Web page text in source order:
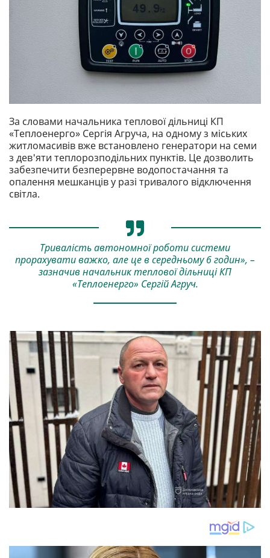
За словами начальника теплової дільниці КП
«Теплоенерго» Сергія Агруча, на одному з міських
житломасивів вже встановлено генератори на семи
з дев'яти теплорозподільних пунктів. Це дозволить
забезпечити безперервне водопостачання та
опалення мешканців у разі тривалого відключення
світла.
Тривалість автономної роботи системи
прорахувати важко, але це в середньому 6 годин», –
зазначив начальник теплової дільниці КП
«Теплоенерго» Сергій Агруч.